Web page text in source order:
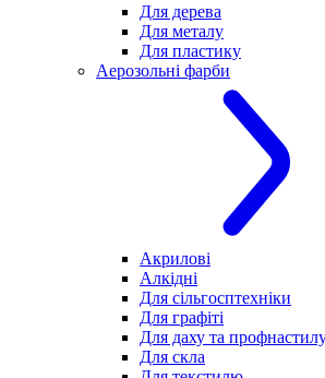
Для дерева
Для металу
Для пластику
Аерозольні фарби
Акрилові
Алкідні
Для cільгосптехніки
Для графіті
Для даху та
Для скла